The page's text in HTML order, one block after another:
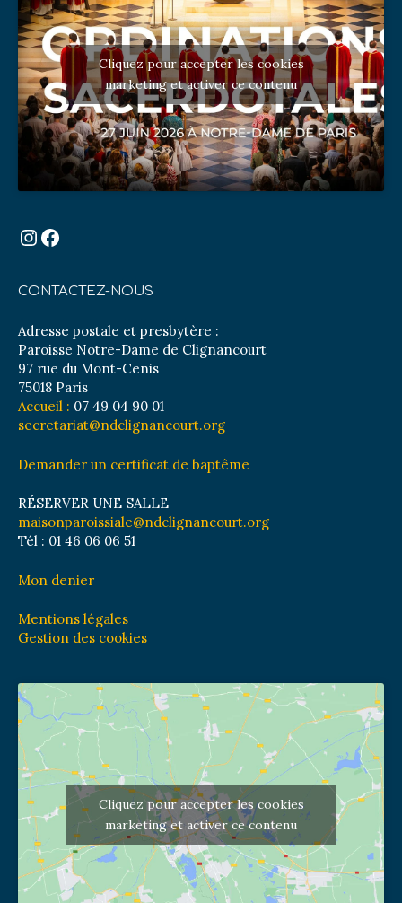
Cliquez pour accepter les cookies
marketing et activer ce contenu
Instagram
Facebook
CONTACTEZ-NOUS
Adresse postale et presbytère :
Paroisse Notre-Dame de Clignancourt
97 rue du Mont-Cenis
75018 Paris
Accueil : 07 49 04 90 01
secretariat@ndclignancourt.org
Demander un certificat de baptême
RÉSERVER UNE SALLE
maisonparoissiale@ndclignancourt.org
Tél : 01 46 06 06 51
Mon denier
Mentions légales
Gestion des cookies
Cliquez pour accepter les cookies
marketing et activer ce contenu